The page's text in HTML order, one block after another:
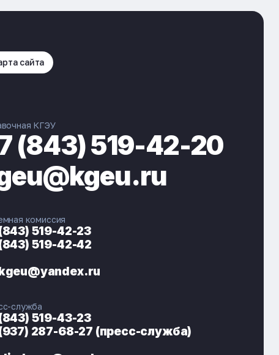
ЭНЕРГОКОД — ПОМОЩНИК КГЭУ
сайта
КГЭУ
(843) 519-42-20
комиссия
519-42-23
519-42-42
служба
519-43-23
287-68-27 (пресс-служба)